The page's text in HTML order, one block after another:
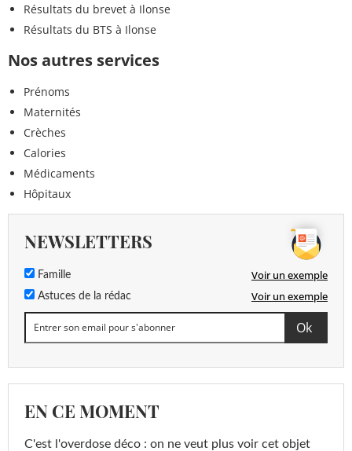
Résultats du brevet à Ilonse
Résultats du BTS à Ilonse
Nos autres services
Prénoms
Maternités
Crèches
Calories
Médicaments
Hôpitaux
NEWSLETTERS
Famille Voir un exemple
Astuces de la rédac Voir un exemple
EN CE MOMENT
C'est l'overdose déco : on ne veut plus voir cet objet